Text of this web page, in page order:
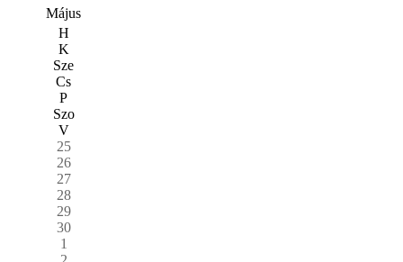
Május
H
K
Sze
Cs
P
Szo
V
25
26
27
28
29
30
1